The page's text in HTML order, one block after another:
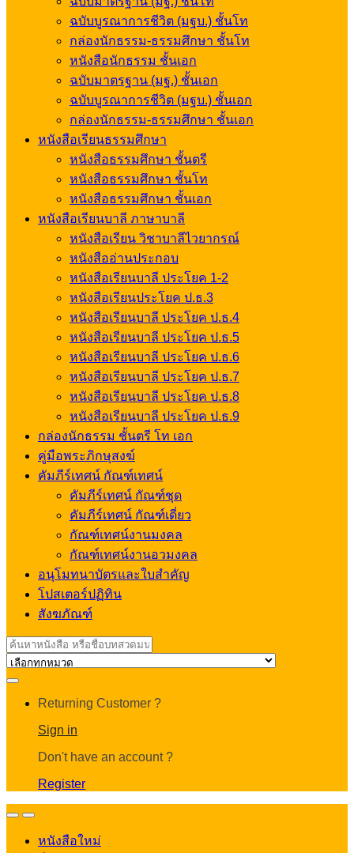
ฉบับบูรณาการชีวิต (มฐบ.) ชั้นโท
กล่องนักธรรม-ธรรมศึกษา ชั้นโท
หนังสือนักธรรม ชั้นเอก
ฉบับมาตรฐาน (มฐ.) ชั้นเอก
ฉบับบูรณาการชีวิต (มฐบ.) ชั้นเอก
กล่องนักธรรม-ธรรมศึกษา ชั้นเอก
หนังสือเรียนธรรมศึกษา
หนังสือธรรมศึกษา ชั้นตรี
หนังสือธรรมศึกษา ชั้นโท
หนังสือธรรมศึกษา ชั้นเอก
หนังสือเรียนบาลี ภาษาบาลี
หนังสือเรียน วิชาบาลีไวยากรณ์
หนังสืออ่านประกอบ
หนังสือเรียนบาลี ประโยค 1-2
หนังสือเรียนประโยค ป.ธ.3
หนังสือเรียนบาลี ประโยค ป.ธ.4
หนังสือเรียนบาลี ประโยค ป.ธ.5
หนังสือเรียนบาลี ประโยค ป.ธ.6
หนังสือเรียนบาลี ประโยค ป.ธ.7
หนังสือเรียนบาลี ประโยค ป.ธ.8
หนังสือเรียนบาลี ประโยค ป.ธ.9
กล่องนักธรรม ชั้นตรี โท เอก
คู่มือพระภิกษุสงฆ์
คัมภีร์เทศน์ กัณฑ์เทศน์
คัมภีร์เทศน์ กัณฑ์ชุด
คัมภีร์เทศน์ กัณฑ์เดี่ยว
กัณฑ์เทศน์งานมงคล
กัณฑ์เทศน์งานอวมงคล
อนุโมทนาบัตรและใบสำคัญ
โปสเตอร์ปฏิทิน
สังฆภัณฑ์
Search
for:
Returning Customer ?
Sign in
Don't have an account ?
Register
OpenClose
หนังสือใหม่